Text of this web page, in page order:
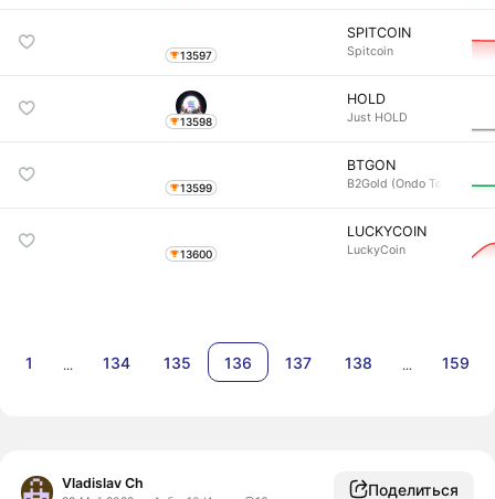
13597
SPITCOIN
Spitcoin
13598
HOLD
Just HOLD
13599
BTGON
B2Gold (Ondo
13600
LUCKYCOIN
LuckyCoin
1 … 134 135 136 137 138 … 159
Vladislav Ch Поделиться